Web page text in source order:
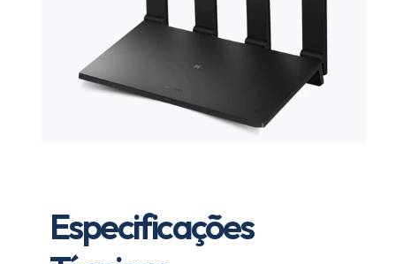
Especificações